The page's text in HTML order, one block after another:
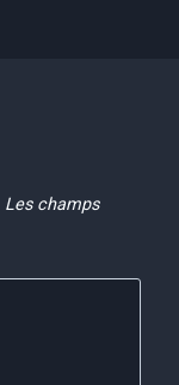
Les champs